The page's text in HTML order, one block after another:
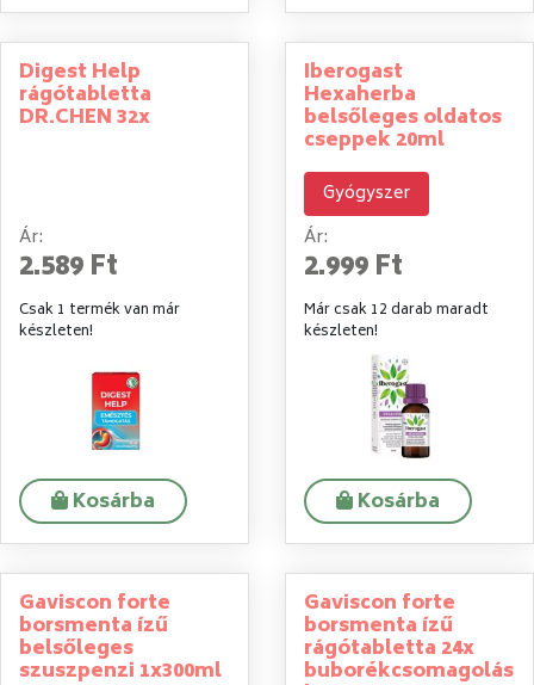
Digest Help
rágótabletta
DR.CHEN 32x
Ár:
2.589 Ft
Csak 1 termék van már
készleten!
Kosárba
Iberogast
Hexaherba
belsőleges oldatos
cseppek 20ml
Gyógyszer
Ár:
2.999 Ft
Már csak 12 darab maradt
készleten!
Kosárba
Gaviscon forte
borsmenta ízű
belsőleges
szuszpenzi 1x300ml
Gaviscon forte
borsmenta ízű
rágótabletta 24x
buborékcsomagolás